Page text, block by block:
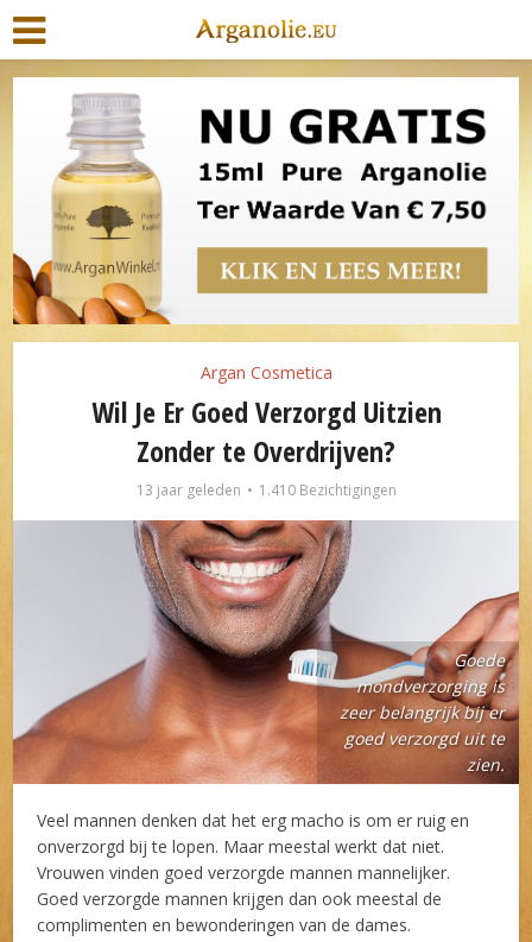
Argan Cosmetica
Wil Je Er Goed Verzorgd Uitzien
Zonder te Overdrijven?
13 jaar geleden 1.410 Bezichtigingen
Goede
mondverzorging is
zeer belangrijk bij er
goed verzorgd uit te
zien.
Veel mannen denken dat het erg macho is om er ruig en
onverzorgd bij te lopen. Maar meestal werkt dat niet.
Vrouwen vinden goed verzorgde mannen mannelijker.
Goed verzorgde mannen krijgen dan ook meestal de
complimenten en bewonderingen van de dames.